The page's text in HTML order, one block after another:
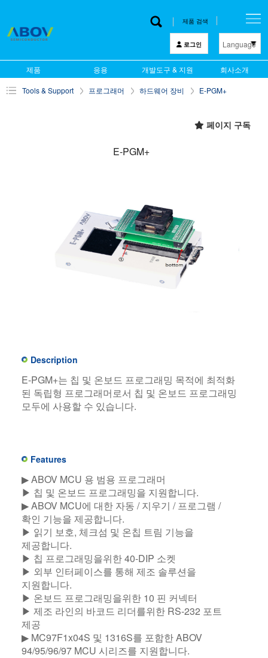
제품 검색
로그인 Language
English
제품 응용 개발도구 & 지원 회사소개
Tools & Support 프로그래머 하드웨어 장비 E-PGM+
페이지 구독
E-PGM+
Description
E-PGM+는 칩 및 온보드 프로그래밍 목적에 최적화
된 독립형 프로그래머로서 칩 및 온보드 프로그래밍
모두에 사용할 수 있습니다.
Features
▶ ABOV MCU 용 범용 프로그래머
▶ 칩 및 온보드 프로그래밍을 지원합니다.
▶ ABOV MCU에 대한 자동 / 지우기 / 프로그램 /
확인 기능을 제공합니다.
▶ 읽기 보호, 체크섬 및 온칩 트림 기능을
제공합니다.
▶ 칩 프로그래밍을위한 40-DIP 소켓
▶ 외부 인터페이스를 통해 제조 솔루션을
지원합니다.
▶ 온보드 프로그래밍을위한 10 핀 커넥터
▶ 제조 라인의 바코드 리더를위한 RS-232 포트
제공
▶ MC97F1x04S 및 1316S를 포함한 ABOV
94/95/96/97 MCU 시리즈를 지원합니다.